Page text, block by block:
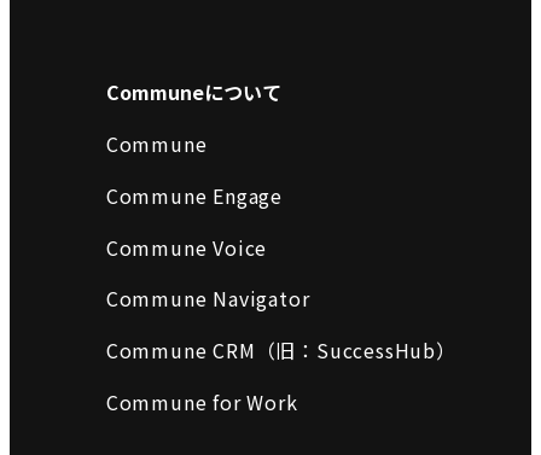
Communeについて
Commune
Commune Engage
Commune Voice
Commune Navigator
Commune CRM（旧：SuccessHub）
Commune for Work